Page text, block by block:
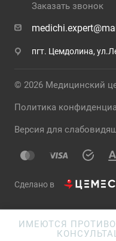
Заказать звонок
пгт. Цемдолина,
© 2026 Медицинский
Политика
Версия для
Сделано в
ИМЕЮТСЯ